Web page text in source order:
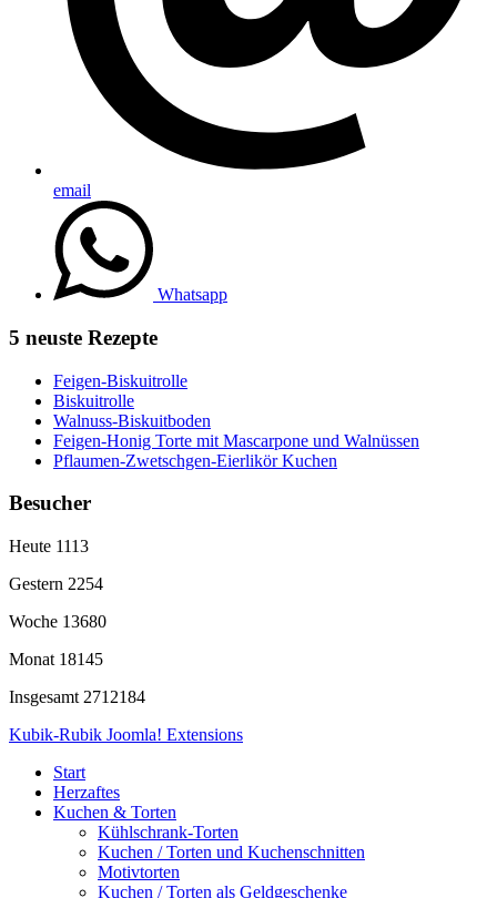
email
Whatsapp
5 neuste Rezepte
Feigen-Biskuitrolle
Biskuitrolle
Walnuss-Biskuitboden
Feigen-Honig Torte mit Mascarpone und Walnüssen
Pflaumen-Zwetschgen-Eierlikör Kuchen
Besucher
Heute 1113
Gestern 2254
Woche 13680
Monat 18145
Insgesamt 2712184
Kubik-Rubik Joomla! Extensions
Start
Herzaftes
Kuchen & Torten
Kühlschrank-Torten
Kuchen / Torten und Kuchenschnitten
Motivtorten
Kuchen / Torten als Geldgeschenke